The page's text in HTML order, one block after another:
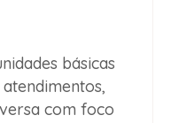
básicas
com foco